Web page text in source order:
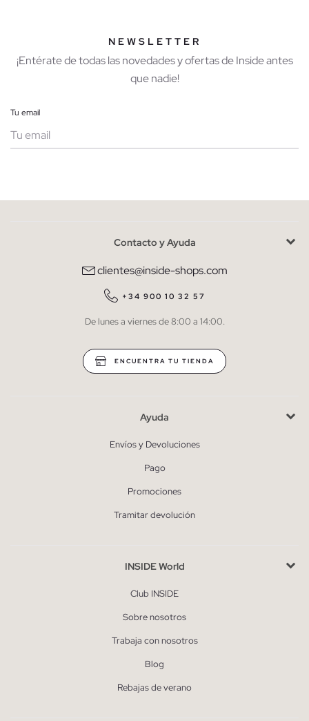
NEWSLETTER
¡Entérate de todas las novedades y ofertas de Inside antes
que nadie!
Tu email
He leído y entiendo lapolítica de privacidad
QUIERO SUSCRIBIRME
* Puedes cancelar la suscripción en cualquier momento.
Contacto y Ayuda
clientes@inside-shops.com
+34 900 10 32 57
De lunes a viernes de 8:00 a 14:00.
ENCUENTRA TU TIENDA
Ayuda
Envíos y Devoluciones
Pago
Promociones
Tramitar devolución
INSIDE World
Club INSIDE
Sobre nosotros
Trabaja con nosotros
Blog
Rebajas de verano